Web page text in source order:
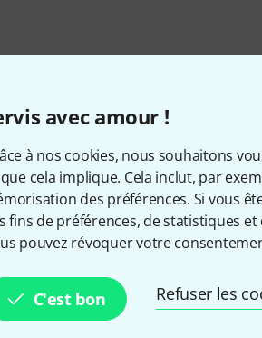
avec amour !
à nos cookies, nous souhaitons
cela implique. Cela inclut, par
des préférences. Si vous
fins de préférences, de statistiques
pouvez révoquer votre
C'est bon Refuser les
mm, 0,96 mm, 1,2 mm, 1,5 mm